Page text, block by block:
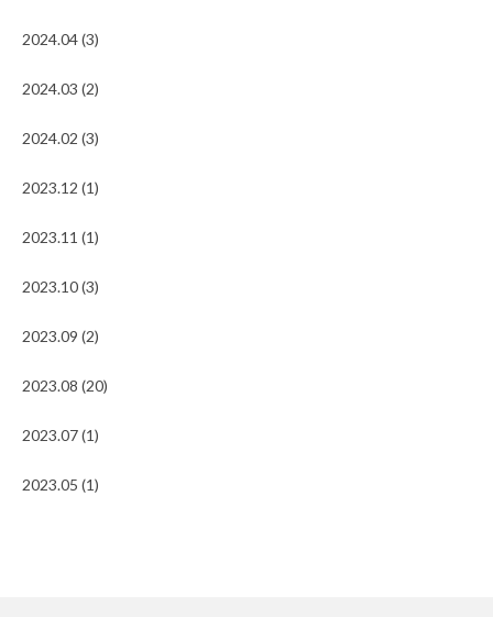
2024.04 (3)
2024.03 (2)
2024.02 (3)
2023.12 (1)
2023.11 (1)
2023.10 (3)
2023.09 (2)
2023.08 (20)
2023.07 (1)
2023.05 (1)